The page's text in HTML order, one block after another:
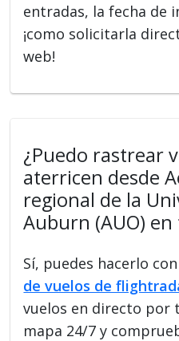
entradas, la fecha de
¡como solicitarla
web!
¿Puedo rastrear
aterricen desde
regional de la
Auburn (AUO)
Sí, puedes hacerlo
de vuelos de
vuelos en directo por
mapa 24/7 y